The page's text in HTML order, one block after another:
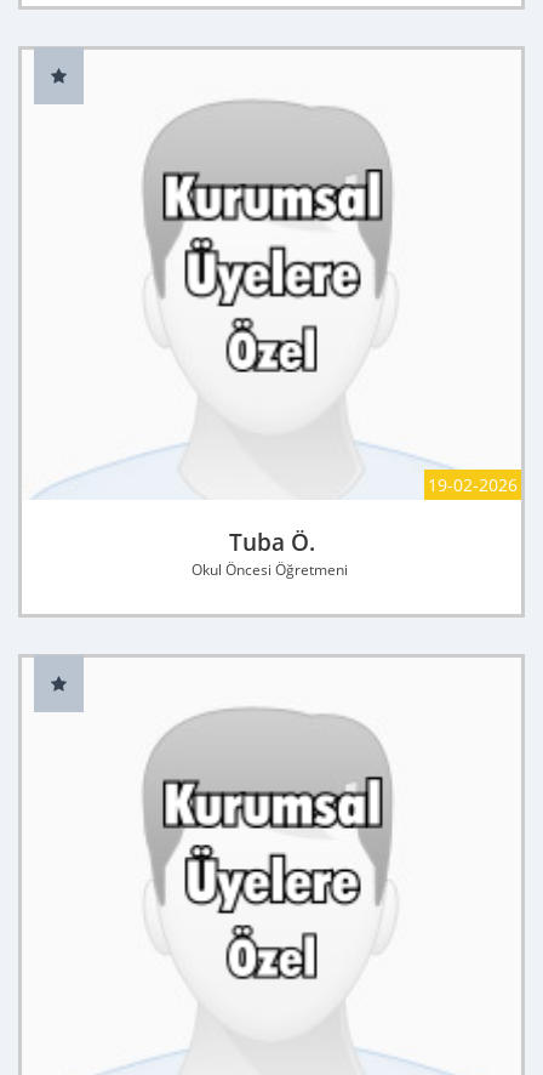
19-02-2026
Tuba Ö.
Okul Öncesi Öğretmeni